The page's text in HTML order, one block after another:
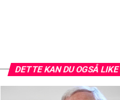
DETTE KAN DU OGSÅ LIKE